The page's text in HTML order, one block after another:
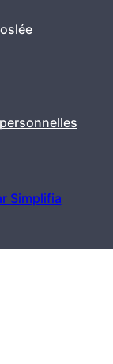
Simplifia